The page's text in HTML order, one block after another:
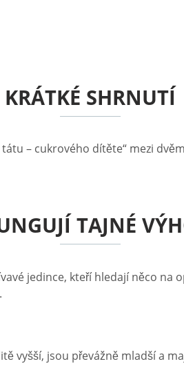
KRÁTKÉ SHRNUTÍ
– cukrového dítěte“ mezi
TAJNÉ
jedince, kteří hledají něco
vyšší, jsou převážně mladší a